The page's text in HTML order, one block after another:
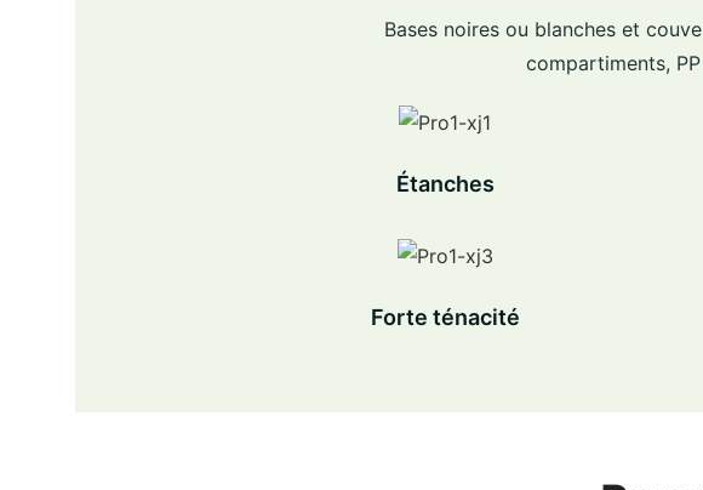
Bases noires ou blanches et
compartiments,
Étanches
Forte ténacité